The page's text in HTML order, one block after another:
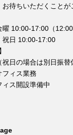
待ちいただくことが
曜 10:00-17:00（
祝日 10:00-17:00
】
日の場合は別日振替
ィス業務
ス開設準備中